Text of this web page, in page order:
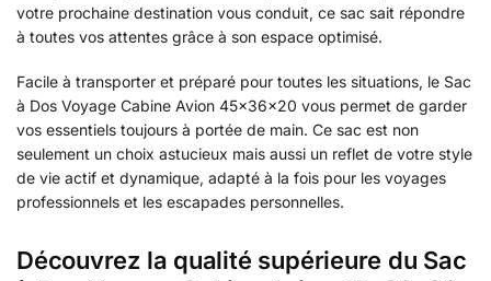
votre prochaine destination vous conduit, ce sac sait répondre
à toutes vos attentes grâce à son espace optimisé.
Facile à transporter et préparé pour toutes les situations, le Sac
à Dos Voyage Cabine Avion 45x36x20 vous permet de garder
vos essentiels toujours à portée de main. Ce sac est non
seulement un choix astucieux mais aussi un reflet de votre style
de vie actif et dynamique, adapté à la fois pour les voyages
professionnels et les escapades personnelles.
Découvrez la qualité supérieure du Sac